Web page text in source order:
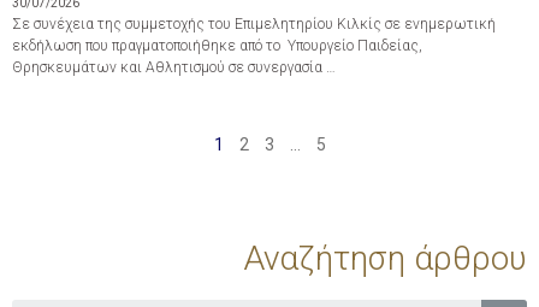
30/07/2026
Σε συνέχεια της συμμετοχής του Επιμελητηρίου Κιλκίς σε ενημερωτική
εκδήλωση που πραγματοποιήθηκε από το Υπουργείο Παιδείας,
Θρησκευμάτων και Αθλητισμού σε συνεργασία …
1 2 3 … 5
Αναζήτηση άρθρου